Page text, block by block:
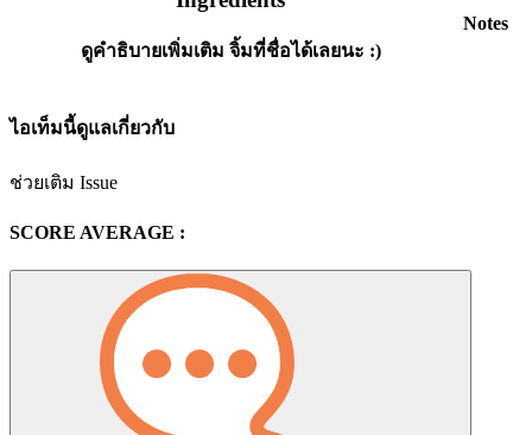
ดูคำธิบายเพิ่มเติม จิ้มที่ชื่อได้เลยนะ :)
Notes
ไอเท็มนี้ดูแลเกี่ยวกับ
ช่วยเติม Issue
SCORE AVERAGE :